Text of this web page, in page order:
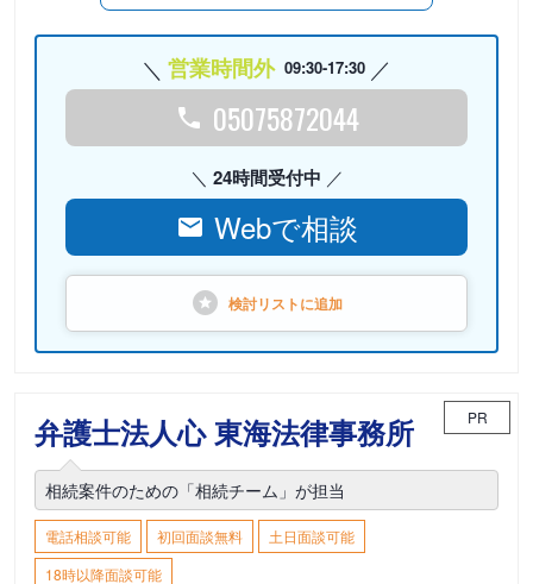
営業時間外 09:30-17:30
05075872044
24時間受付中
Webで相談
検討リストに追加
弁護士法人心 東海法律事務所 PR
相続案件のための「相続チーム」が担当
電話相談可能 初回面談無料
土日面談可能
18時以降面談可能